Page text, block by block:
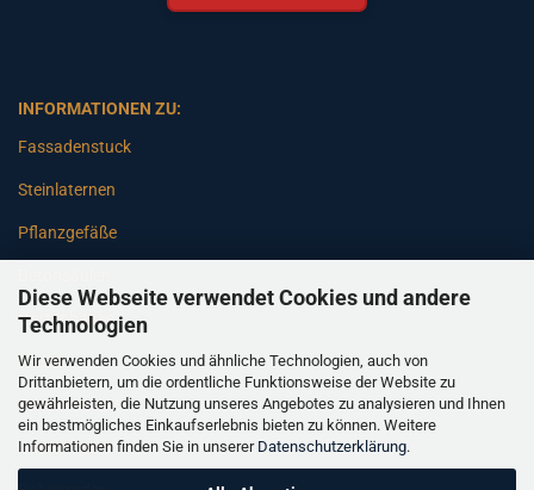
Diese Webseite verwendet Cookies und andere
Technologien
Wir verwenden Cookies und ähnliche Technologien, auch von
Drittanbietern, um die ordentliche Funktionsweise der Website zu
gewährleisten, die Nutzung unseres Angebotes zu analysieren und Ihnen
ein bestmögliches Einkaufserlebnis bieten zu können. Weitere
Informationen finden Sie in unserer Datenschutzerklärung.
INFORMATIONEN ZU:
Fassadenstuck
Steinlaternen
Pflanzgefäße
Gartenbänke
Pfeiler
Gartenbrunnen
Gartenfiguren